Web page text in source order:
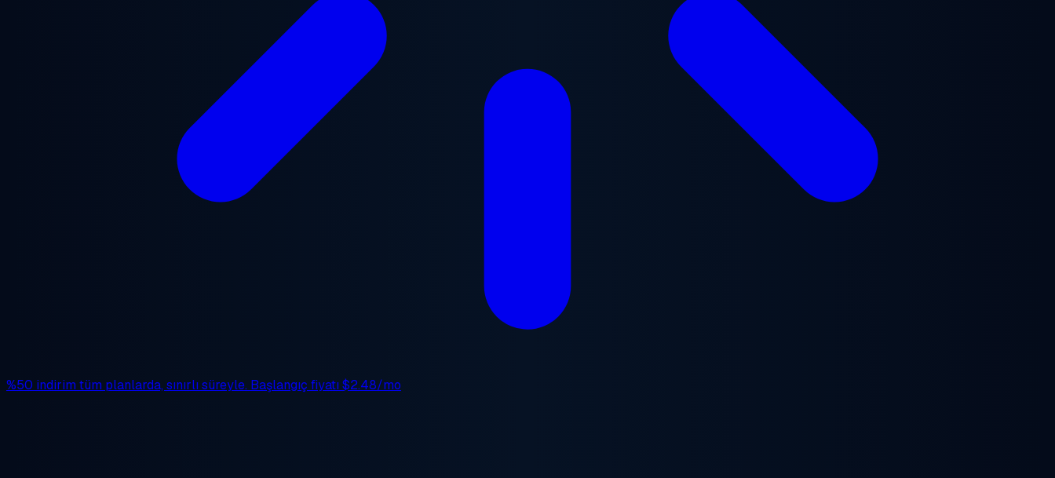
%50 indirim tüm planlarda, sınırlı süreyle. Başlangıç fiyatı $2.48/mo